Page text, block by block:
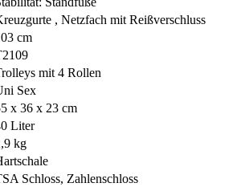
, Netzfach mit Reißverschluss
cm
mit 4 Rollen
Sex
x 36 x 23 cm
Liter
kg
Schloss, Zahlenschloss